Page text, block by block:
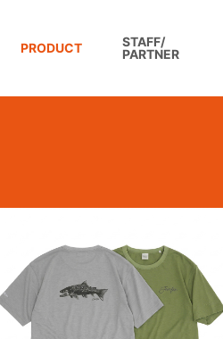
PRODUCT
STAFF/
PARTNER